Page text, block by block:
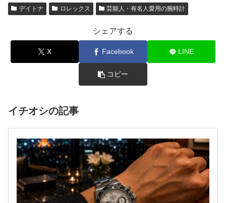
デイトナ ロレックス 芸能人・有名人愛用の腕時計
シェアする
X Facebook LINE
コピー
イチオシの記事